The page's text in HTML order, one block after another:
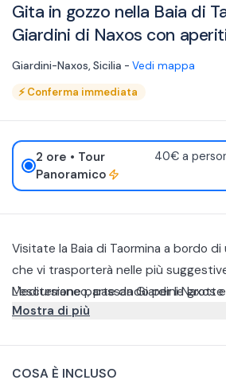
Gita in gozzo nella Baia di
Giardini di Naxos con
Giardini-Naxos, Sicilia - Vedi mappa
⚡Conferma immediata
2 ore • Tour
Panoramico
40€ a
Visitate la Baia di Taormina a bordo
che vi trasporterà nelle più
Mediterraneo, passando per le
affascinanti della Sicilia, come la
L'escursione parte da Giardini Naxos
Riserva Marina dell'Isola Bella, la
attorno a Taormina.
soste potrete fare un bagno nelle
Capienza massima: 24 persone.
Mostra di più
COSA È INCLUSO